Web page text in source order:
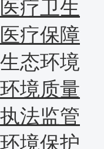
医疗卫生
医疗保障
生态环境
环境质量
执法监管
环境保护